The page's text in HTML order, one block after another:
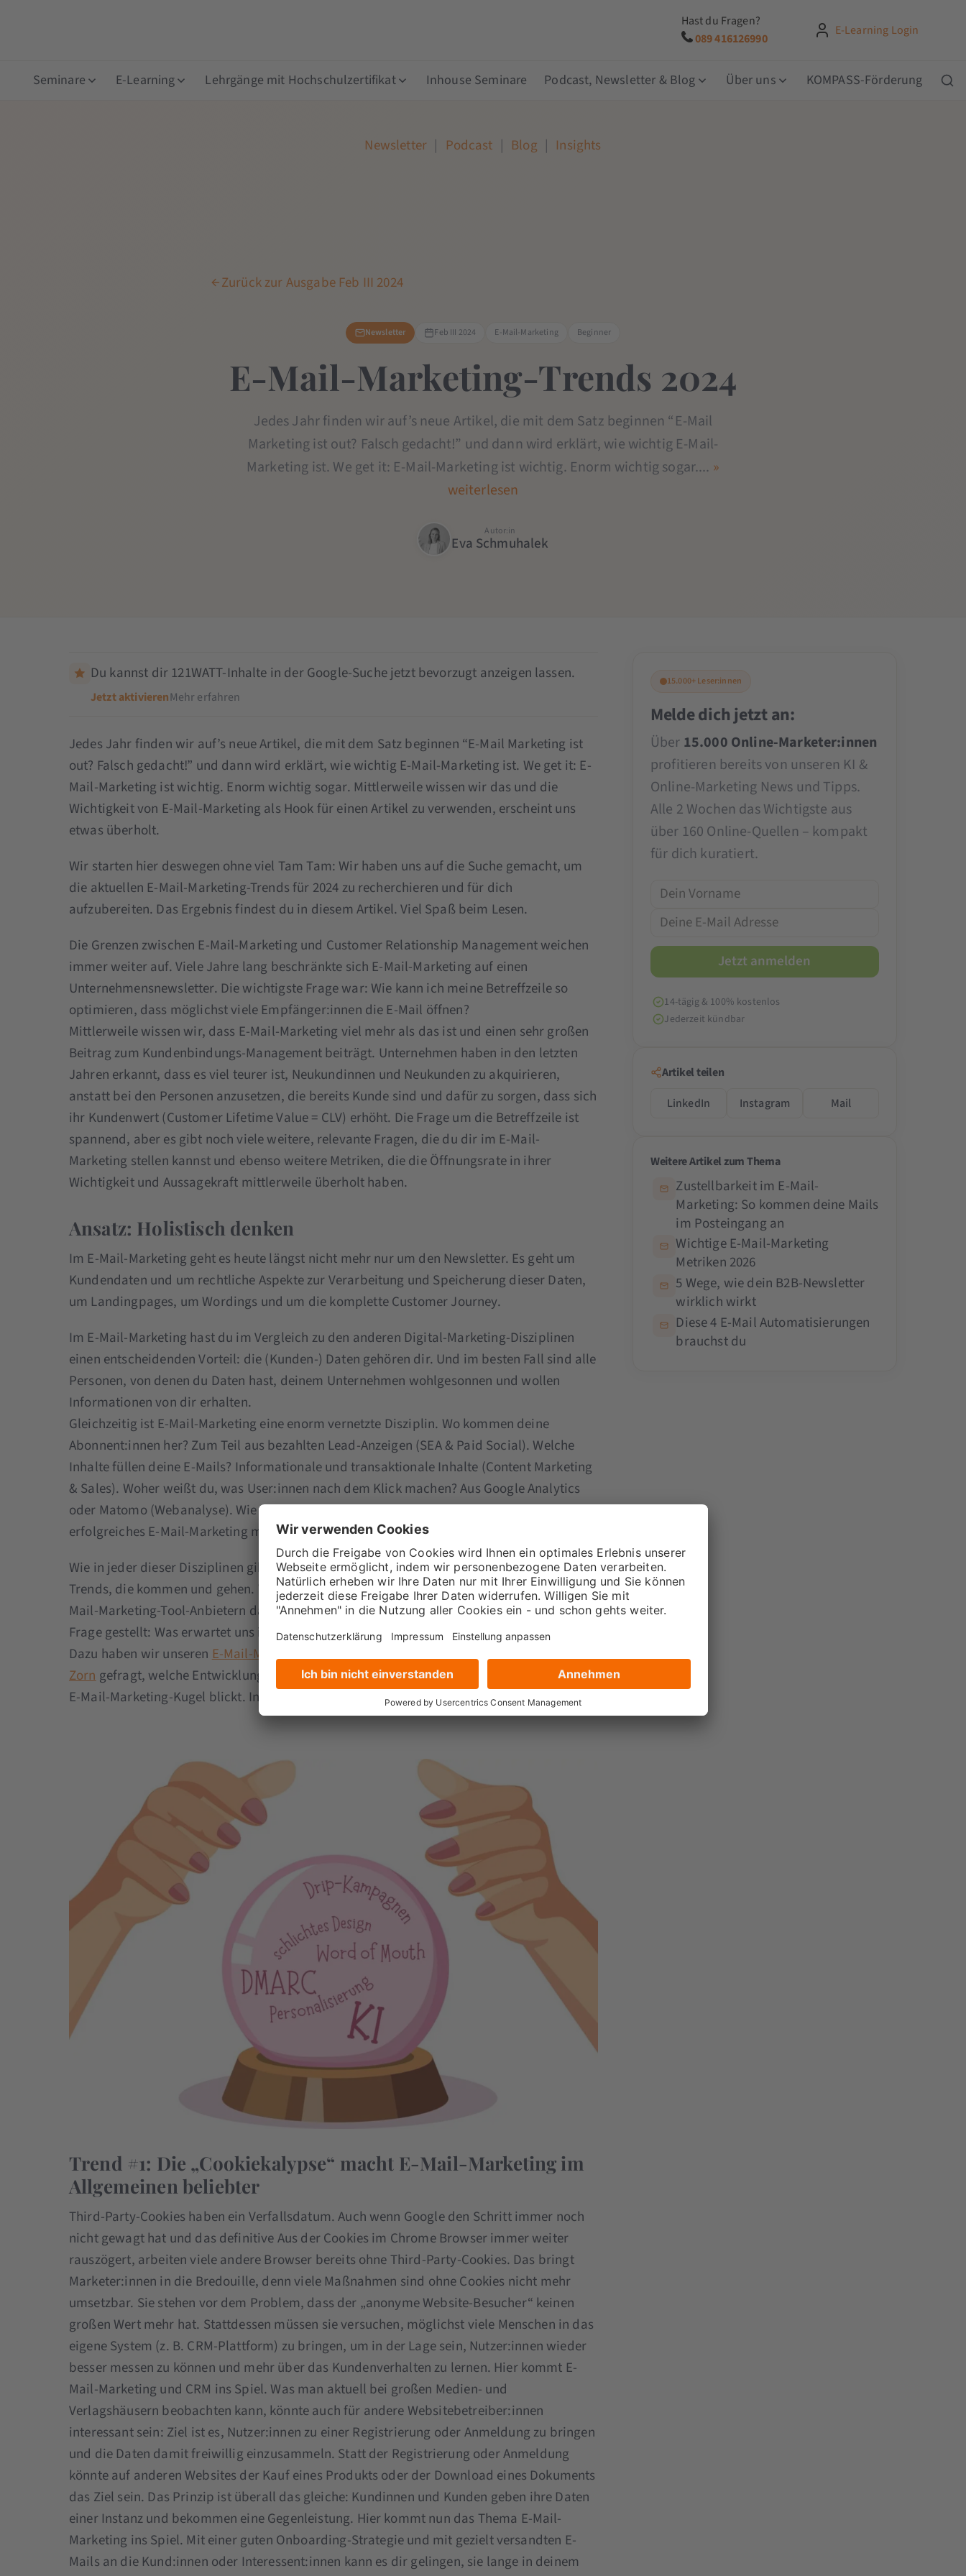
Hast du Fragen?
089 416126990
E-Learning Login
Seminare E-Learning Lehrgänge mit Hochschulzertifikat Inhouse Seminare Podcast, Newsletter & Blog Über uns KOMPASS-Förderung
Newsletter | Podcast | Blog | Insights
Zurück zur Ausgabe Feb III 2024
Newsletter Feb III 2024 E-Mail-Marketing Beginner
E-Mail-Marketing-Trends 2024
Jedes Jahr finden wir auf’s neue Artikel, die mit dem Satz beginnen “E-Mail
Marketing ist out? Falsch gedacht!” und dann wird erklärt, wie wichtig E-Mail-
Marketing ist. We get it: E-Mail-Marketing ist wichtig. Enorm wichtig sogar.... »
weiterlesen
Autor:in
Eva Schmuhalek
Du kannst dir 121WATT-Inhalte in der Google-Suche jetzt bevorzugt anzeigen lassen.
Jetzt aktivierenMehr erfahren
Jedes Jahr finden wir auf’s neue Artikel, die mit dem Satz beginnen “E-Mail Marketing ist
out? Falsch gedacht!” und dann wird erklärt, wie wichtig E-Mail-Marketing ist. We get it: E-
Mail-Marketing ist wichtig. Enorm wichtig sogar. Mittlerweile wissen wir das und die
Wichtigkeit von E-Mail-Marketing als Hook für einen Artikel zu verwenden, erscheint uns
etwas überholt.
Wir starten hier deswegen ohne viel Tam Tam: Wir haben uns auf die Suche gemacht, um
die aktuellen E-Mail-Marketing-Trends für 2024 zu recherchieren und für dich
aufzubereiten. Das Ergebnis findest du in diesem Artikel. Viel Spaß beim Lesen.
Die Grenzen zwischen E-Mail-Marketing und Customer Relationship Management weichen
immer weiter auf. Viele Jahre lang beschränkte sich E-Mail-Marketing auf einen
Unternehmensnewsletter. Die wichtigste Frage war: Wie kann ich meine Betreffzeile so
optimieren, dass möglichst viele Empfänger:innen die E-Mail öffnen?
Mittlerweile wissen wir, dass E-Mail-Marketing viel mehr als das ist und einen sehr großen
Beitrag zum Kundenbindungs-Management beiträgt. Unternehmen haben in den letzten
Jahren erkannt, dass es viel teurer ist, Neukundinnen und Neukunden zu akquirieren,
anstatt bei den Personen anzusetzen, die bereits Kunde sind und dafür zu sorgen, dass sich
ihr Kundenwert (Customer Lifetime Value = CLV) erhöht. Die Frage um die Betreffzeile ist
spannend, aber es gibt noch viele weitere, relevante Fragen, die du dir im E-Mail-
Marketing stellen kannst und ebenso weitere Metriken, die die Öffnungsrate in ihrer
Wichtigkeit und Aussagekraft mittlerweile überholt haben.
Ansatz: Holistisch denken
Im E-Mail-Marketing geht es heute längst nicht mehr nur um den Newsletter. Es geht um
Kundendaten und um rechtliche Aspekte zur Verarbeitung und Speicherung dieser Daten,
um Landingpages, um Wordings und um die komplette Customer Journey.
Im E-Mail-Marketing hast du im Vergleich zu den anderen Digital-Marketing-Disziplinen
einen entscheidenden Vorteil: die (Kunden-) Daten gehören dir. Und im besten Fall sind alle
Personen, von denen du Daten hast, deinem Unternehmen wohlgesonnen und wollen
Informationen von dir erhalten.
Gleichzeitig ist E-Mail-Marketing eine enorm vernetzte Disziplin. Wo kommen deine
Abonnent:innen her? Zum Teil aus bezahlten Lead-Anzeigen (SEA & Paid Social). Welche
Inhalte füllen deine E-Mails? Informationale und transaktionale Inhalte (Content Marketing
& Sales). Woher weißt du, was User:innen nach dem Klick machen? Aus Google Analytics
oder Matomo (Webanalyse). Wie du siehst, sind viele Disziplinen daran beteiligt,
erfolgreiches E-Mail-Marketing möglich zu machen.
Wie in jeder dieser Disziplinen gibt es auch im E-Mail-Marketing
Trends, die kommen und gehen. Wir haben uns bei den großen E-
Mail-Marketing-Tool-Anbietern da draußen umgeschaut und uns die
Frage gestellt: Was erwartet uns in 2024?
Dazu haben wir unseren E-Mail-Marketing- & CRM-Experten Nico
Zorngefragt, welche Entwicklungen er sieht, wenn er in die gläserne
E-Mail-Marketing-Kugel blickt. Interesse? Dann lies weiter.
Trend #1: Die „Cookiekalypse“ macht E-Mail-Marketing im
Allgemeinen beliebter
Third-Party-Cookies haben ein Verfallsdatum. Auch wenn Google den Schritt immer noch
nicht gewagt hat und das definitive Aus der Cookies im Chrome Browser immer weiter
rauszögert, arbeiten viele andere Browser bereits ohne Third-Party-Cookies. Das bringt
Marketer:innen in die Bredouille, denn viele Maßnahmen sind ohne Cookies nicht mehr
umsetzbar. Sie stehen vor dem Problem, dass der „anonyme Website-Besucher“ keinen
großen Wert mehr hat. Stattdessen müssen sie versuchen, möglichst viele Menschen in das
eigene System (z. B. CRM-Plattform) zu bringen, um in der Lage sein, Nutzer:innen wieder
besser messen zu können und mehr über das Kundenverhalten zu lernen. Hier kommt E-
Mail-Marketing und CRM ins Spiel. Was man aktuell bei großen Medien- und
Verlagshäusern beobachten kann, könnte auch für andere Websitebetreiber:innen
interessant sein: Ziel ist es, Nutzer:innen zu einer Registrierung oder Anmeldung zu bringen
und die Daten damit freiwillig einzusammeln. Statt der Registrierung oder Anmeldung
könnte auf anderen Websites der Kauf eines Produkts oder der Download eines Dokuments
das Ziel sein. Das Prinzip ist überall das gleiche: Kundinnen und Kunden geben ihre Daten
einer Instanz und bekommen eine Gegenleistung. Hier kommt nun das Thema E-Mail-
Marketing ins Spiel. Mit einer guten Onboarding-Strategie und mit gezielt versandten E-
Mails an die Kund:innen oder Interessent:innen kann es dir gelingen, sie lange in deinem
15.000+ Leser:innen
Melde dich jetzt an:
Über 15.000 Online-Marketer:innen
profitieren bereits von unseren KI &
Online-Marketing News und Tipps.
Alle 2 Wochen das Wichtigste aus
über 160 Online-Quellen – kompakt
für dich kuratiert.
14-tägig & 100% kostenlos
Jederzeit kündbar
Artikel teilen
LinkedIn
Instagram Mail
Weitere Artikel zum Thema
Zustellbarkeit im E-Mail-
Marketing: So kommen deine Mails
im Posteingang an
Wichtige E-Mail-Marketing
Metriken 2026
5 Wege, wie dein B2B-Newsletter
wirklich wirkt
Diese 4 E-Mail Automatisierungen
brauchst du